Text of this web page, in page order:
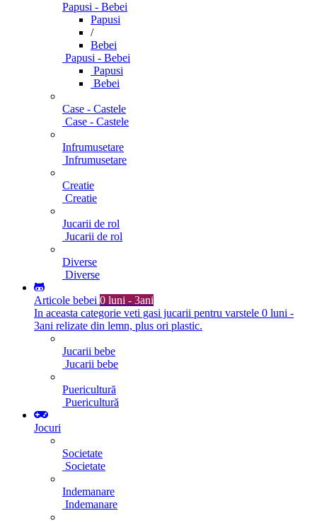
Papusi - Bebei
Papusi
/
Bebei
Papusi - Bebei
Papusi
Bebei
Case - Castele
Case - Castele
Infrumusetare
Infrumusetare
Creatie
Creatie
Jucarii de rol
Jucarii de rol
Diverse
Diverse
Articole bebei 0 luni - 3ani
In aceasta categorie veti gasi jucarii pentru varstele 0 luni -
3ani relizate din lemn, plus ori plastic.
Jucarii bebe
Jucarii bebe
Puericultură
Puericultură
Jocuri
Societate
Societate
Indemanare
Indemanare